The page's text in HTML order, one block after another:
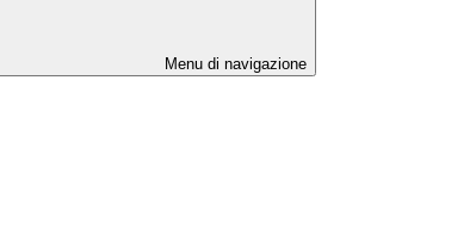
Menu di navigazione